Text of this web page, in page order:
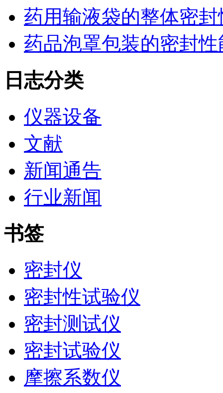
药用输液袋的整体密
药品泡罩包装的密封
日志分类
仪器设备
文献
新闻通告
行业新闻
书签
密封仪
密封性试验仪
密封测试仪
密封试验仪
摩擦系数仪